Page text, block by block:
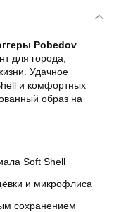
Pobedov
для города,
Удачное
и комфортных
образ на
Soft Shell
и микрофлиса
сохранением